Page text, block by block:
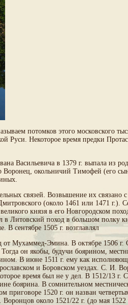
потомков этого московского
Некоторое время предки
Васильевича в 1379 г. выпала из
Воронец, окольничий Тимофей (его
связей. Возвышение их
(около 1461 или 1471 г.).
князя в его Новгородском
Литовский поход в большом полку
сентябре 1505 г. возглавлял
Мухаммед-Эмина. В октябре 1506
он якобы, будучи боярином,
В июне 1511 г. ему как
и Боровском уездах. С. И.
время был не у дел. В 1512/13
боярина. В сомнительном
1520 г. он назван
около 1521/22 г. (до мая 1522